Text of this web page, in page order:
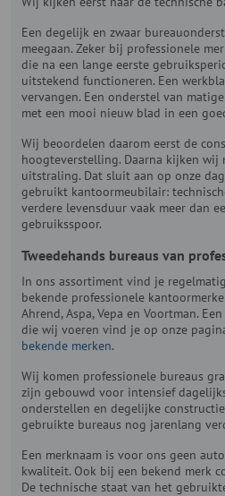
Een degelijk en zwaar
meegaan. Zeker bij professionele
die na een lange eerste
uitstekend functioneren. Een
vervangen. Een onderstel van
met een mooi nieuw blad in een
Wij beoordelen daarom eerst de
hoogteverstelling. Daarna kijken wij
uitstraling. Dat sluit aan op onze
gebruikt kantoormeubilair:
verdere levensduur vaak meer dan
gebruiksspoor.
Tweedehands bureaus van
In ons assortiment vind je
bekende professionele
Ahrend, Aspa, Vepa en Voortman.
die wij voeren vind je op onze
bekende merken.
Wij komen professionele bureaus
zijn gebouwd voor intensief
onderstellen en degelijke
gebruikte bureaus nog jarenlang
Een merknaam is voor ons geen
kwaliteit. Ook bij een bekend merk
De technische staat van het